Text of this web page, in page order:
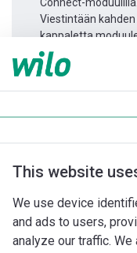
This website
We use device
and ads to users,
analyze our traffic.
Connect-moduulilla.
Viestintään
kappaletta
Tuotetietoa